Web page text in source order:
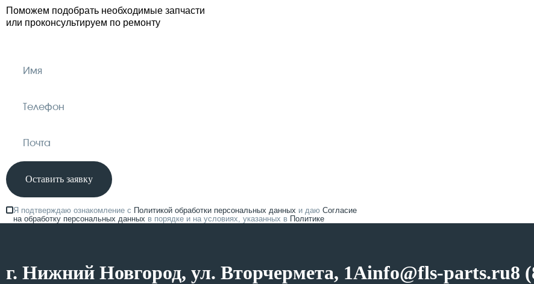
Поможем подобрать необходимые запчасти
или проконсультируем по ремонту
Оставить заявку
Я подтверждаю ознакомление с Политикой обработки персональных данных и даюСогласие
на обработку персональных данных в порядке и на условиях, указанных в Политике
г. Нижний Новгород, ул. Вторчермета, 1Аinfo@fls-parts.ru8